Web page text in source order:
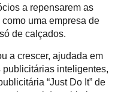
a repensarem as
uma empresa de
de calçados.
a crescer, ajudada em
publicitárias inteligentes,
“Just Do It” de